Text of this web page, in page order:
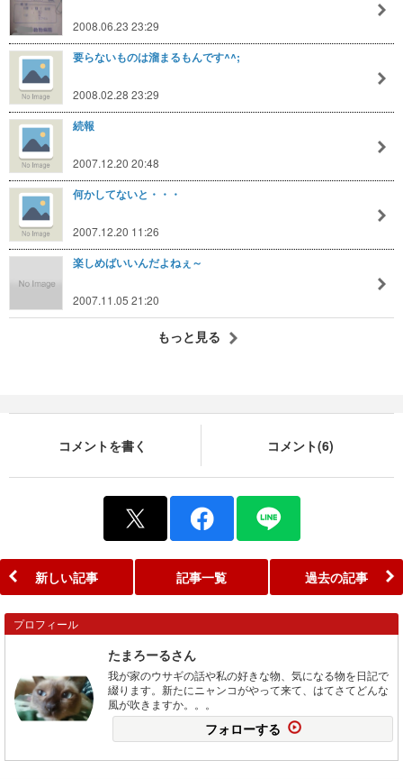
2008.06.23 23:29
要らないものは溜まるもんです^^;
2008.02.28 23:29
続報
2007.12.20 20:48
何かしてないと・・・
2007.12.20 11:26
楽しめばいいんだよねぇ～
2007.11.05 21:20
もっと見る
コメントを書く コメント(6)
新しい記事 記事一覧 過去の記事
プロフィール
たまろーるさん
我が家のウサギの話や私の好きな物、気になる物を日記で
綴ります。新たにニャンコがやって来て、はてさてどんな
風が吹きますか。。。
フォローする